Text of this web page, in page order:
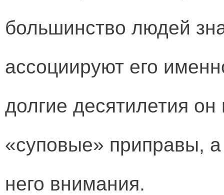
большинство людей
ассоциируют его
долгие десятилетия
«суповые» приправы,
него внимания.